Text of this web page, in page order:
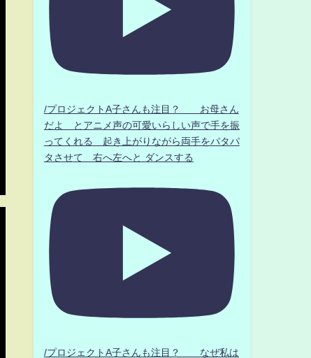
/プロジェクトA子さんも注目？ お母さん
だよ とアニメ声の可愛いらしい声で手を振
ってくれる 起き上がりながら両手をパタパ
タさせて 右へ左へと ダンスする
/プロジェクトA子さんも注目？ なぜ私は